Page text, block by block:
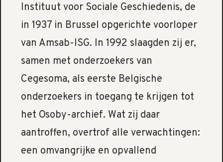
Instituut voor Sociale Geschiedenis, de
in 1937 in Brussel opgerichte voorloper
van Amsab-ISG. In 1992 slaagden zij er,
samen met onderzoekers van
Cegesoma, als eerste Belgische
onderzoekers in toegang te krijgen tot
het Osoby-archief. Wat zij daar
aantroffen, overtrof alle verwachtingen:
een omvangrijke en opvallend